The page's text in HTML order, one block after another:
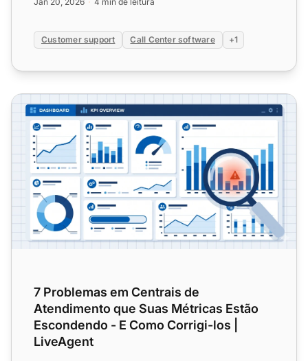
Customer support Call Center software +1
7 Problemas em Centrais de Atendimento que Suas
7 Problemas em Centrais de
Atendimento que Suas Métricas Estão
Escondendo - E Como Corrigi-los |
LiveAgent